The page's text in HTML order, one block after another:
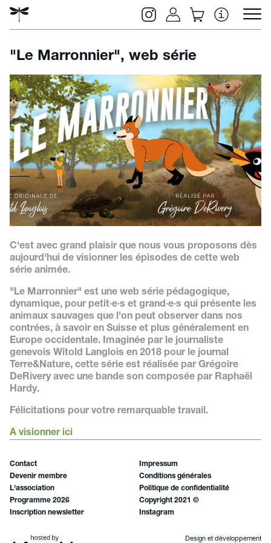
Rechercher
"Le Marronnier", web série
C'est avec grand plaisir que nous vous proposons dès
aujourd'hui de visionner les épisodes de cette web
série animée.
"Le Marronnier" est une web série pédagogique,
dynamique, pour petit·e·s et grand·e·s qui présente les
animaux sauvages que l'on peut observer dans nos
contrées, à savoir en Suisse et plus généralement en
Europe occidentale. Imaginée par le journaliste
genevois Witold Langlois en 2018 pour le journal
Terre&Nature, cette série est réalisée par Grégoire
DeRivery avec une bande son composée par Raphaël
Hardy.
Félicitations pour votre remarquable travail.
A visionner ici
Contact
Devenir membre
L'association
Programme 2026
Inscription newsletter
Impressum
Conditions générales
Politique de confidentialité
Copyright 2021 ©
Instagram
Design et développement